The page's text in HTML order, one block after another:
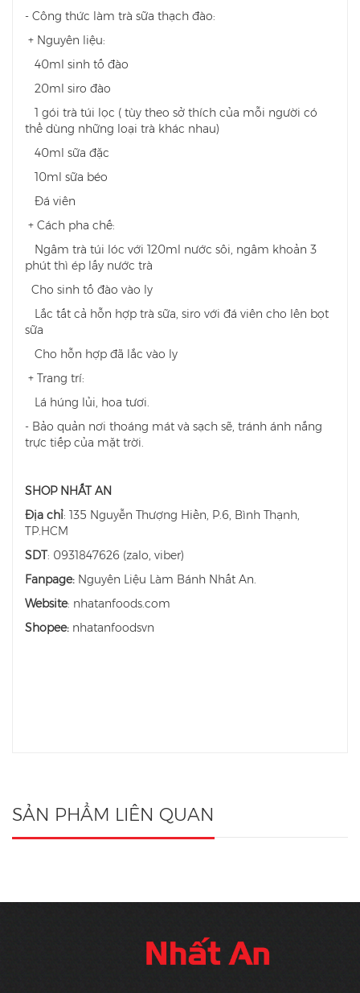
- Công thức làm trà sữa thạch đào:
+ Nguyên liệu:
40ml sinh tố đào
20ml siro đào
1 gói trà túi lọc ( tùy theo sở thích của mỗi người có
thể dùng những loại trà khác nhau)
40ml sữa đặc
10ml sữa béo
Đá viên
+ Cách pha chế:
Ngâm trà túi lóc với 120ml nước sôi, ngâm khoản 3
phút thì ép lấy nước trà
Cho sinh tố đào vào ly
Lắc tất cả hỗn hợp trà sữa, siro với đá viên cho lên bọt
sữa
Cho hỗn hợp đã lắc vào ly
+ Trang trí:
Lá húng lủi, hoa tươi.
- Bảo quản nơi thoáng mát và sạch sẽ, tránh ánh nắng
trực tiếp của mặt trời.
SHOP NHẤT AN
Địa chỉ: 135 Nguyễn Thượng Hiền, P.6, Bình Thạnh,
TP.HCM
SDT: 0931847626 (zalo, viber)
Fanpage: Nguyên Liệu Làm Bánh Nhất An.
Website: nhatanfoods.com
Shopee: nhatanfoodsvn
SẢN PHẨM LIÊN QUAN